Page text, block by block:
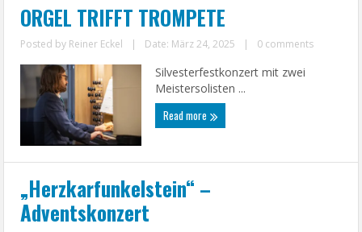
ORGEL TRIFFT TROMPETE
Posted by Reiner Eckel | Date: März 24, 2025 | 0 comments
Silvesterfestkonzert mit zwei
Meistersolisten ...
Read more
„Herzkarfunkelstein“ –
Adventskonzert